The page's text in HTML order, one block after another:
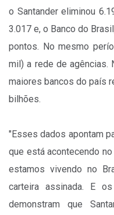
o Santander eliminou
3.017 e, o Banco do
pontos. No mesmo
mil) a rede de agências.
maiores bancos do país
bilhões.
"Esses dados apontam
que está acontecendo
estamos vivendo no
carteira assinada. E
demonstram que